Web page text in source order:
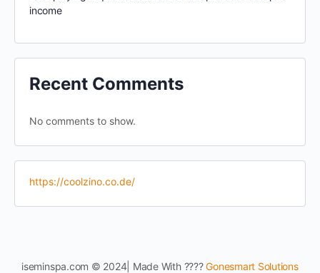
income
Recent Comments
No comments to show.
https://coolzino.co.de/
iseminspa.com © 2024| Made With ????Gonesmart Solutions